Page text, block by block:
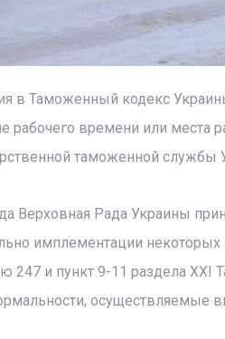
в Таможенный кодекс
рабочего времени или места
таможенной службы
Верховная Рада Украины
имплементации
247 и пункт 9-11 раздела
осуществляемые